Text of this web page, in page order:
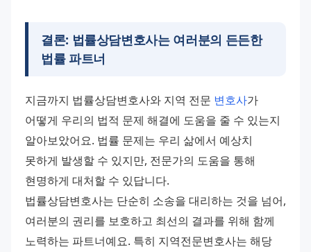
결론: 법률상담변호사는 여러분의 든든한
법률 파트너
지금까지 법률상담변호사와 지역 전문 변호사가
어떻게 우리의 법적 문제 해결에 도움을 줄 수 있는지
알아보았어요. 법률 문제는 우리 삶에서 예상치
못하게 발생할 수 있지만, 전문가의 도움을 통해
현명하게 대처할 수 있답니다.
법률상담변호사는 단순히 소송을 대리하는 것을 넘어,
여러분의 권리를 보호하고 최선의 결과를 위해 함께
노력하는 파트너예요. 특히 지역전문변호사는 해당